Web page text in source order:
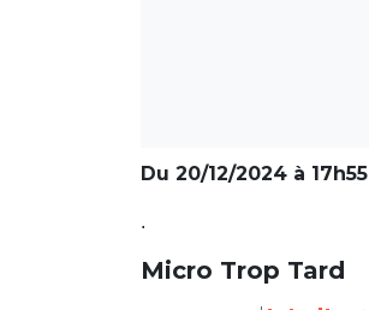
Du 20/12/2024 à 17h55
.
Micro Trop Tard